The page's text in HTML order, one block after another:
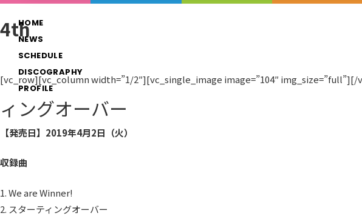
Skip
to
content
HOME
NEWS
SCHEDULE
DISCOGRAPHY
PROFILE
4th
[vc_row][vc_column width=”1/2″][vc_single_image image=”104″
ィングオーバー
【発売日】2019年4月2日（火）
収録曲
1. We are Winner!
2. スターティングオーバー